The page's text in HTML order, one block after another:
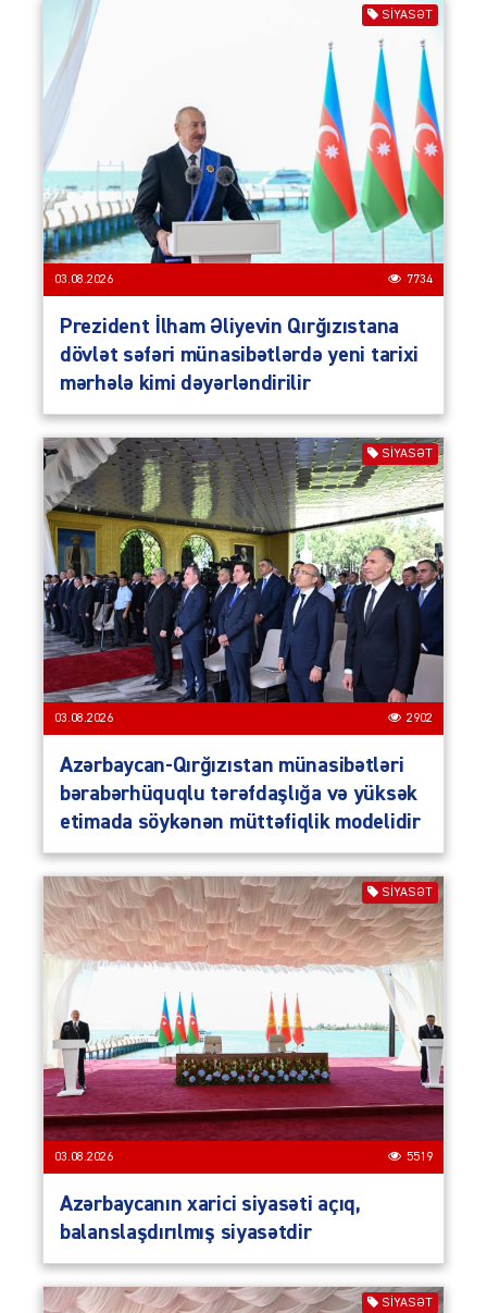
SIYASƏT
03.08.2026 7734
Prezident İlham Əliyevin Qırğızıstana
dövlət səfəri münasibətlərdə yeni tarixi
mərhələ kimi dəyərləndirilir
SIYASƏT
03.08.2026 2902
Azərbaycan-Qırğızıstan münasibətləri
bərabərhüquqlu tərəfdaşlığa və yüksək
etimada söykənən müttəfiqlik modelidir
SIYASƏT
03.08.2026 5519
Azərbaycanın xarici siyasəti açıq,
balanslaşdırılmış siyasətdir
SIYASƏT